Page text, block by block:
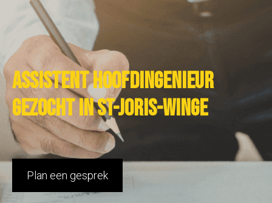
Assistent hoofdingenieur
gezocht in St-Joris-Winge
Plan een gesprek